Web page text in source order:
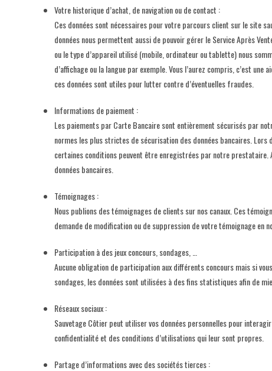
Votre historique d’achat, de navigation ou de contact :
Ces données sont nécessaires pour votre parcours client sur le site
données nous permettent aussi de pouvoir gérer le Service Après
ou le type d’appareil utilisé (mobile, ordinateur ou tablette) nous
d’affichage ou la langue par exemple. Vous l’aurez compris, c’est
ces données sont utiles pour lutter contre d’éventuelles fraudes.
Informations de paiement :
Les paiements par Carte Bancaire sont entièrement sécurisés par
normes les plus strictes de sécurisation des données bancaires.
certaines conditions peuvent être enregistrées par notre prestataire.
données bancaires.
Témoignages :
Nous publions des témoignages de clients sur nos canaux. Ces
demande de modification ou de suppression de votre témoignage en
Participation à des jeux concours, sondages, …
Aucune obligation de participation aux différents concours mais si
sondages, les données sont utilisées à des fins statistiques afin de
Réseaux sociaux :
Sauvetage Côtier peut utiliser vos données personnelles pour
confidentialité et des conditions d’utilisations qui leur sont propres.
Partage d’informations avec des sociétés tierces :